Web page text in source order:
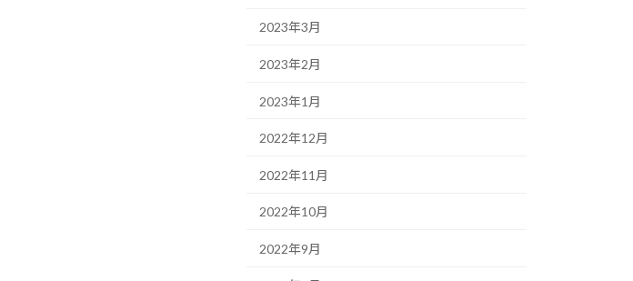
2023年3月
2023年2月
2023年1月
2022年12月
2022年11月
2022年10月
2022年9月